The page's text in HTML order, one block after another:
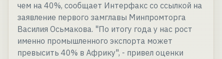
чем на 40%, сообщает Интерфакс со ссылкой на
заявление первого замглавы Минпромторга
Василия Осьмакова. "По итогу года у нас рост
именно промышленного экспорта может
превысить 40% в Африку", - привел оценки